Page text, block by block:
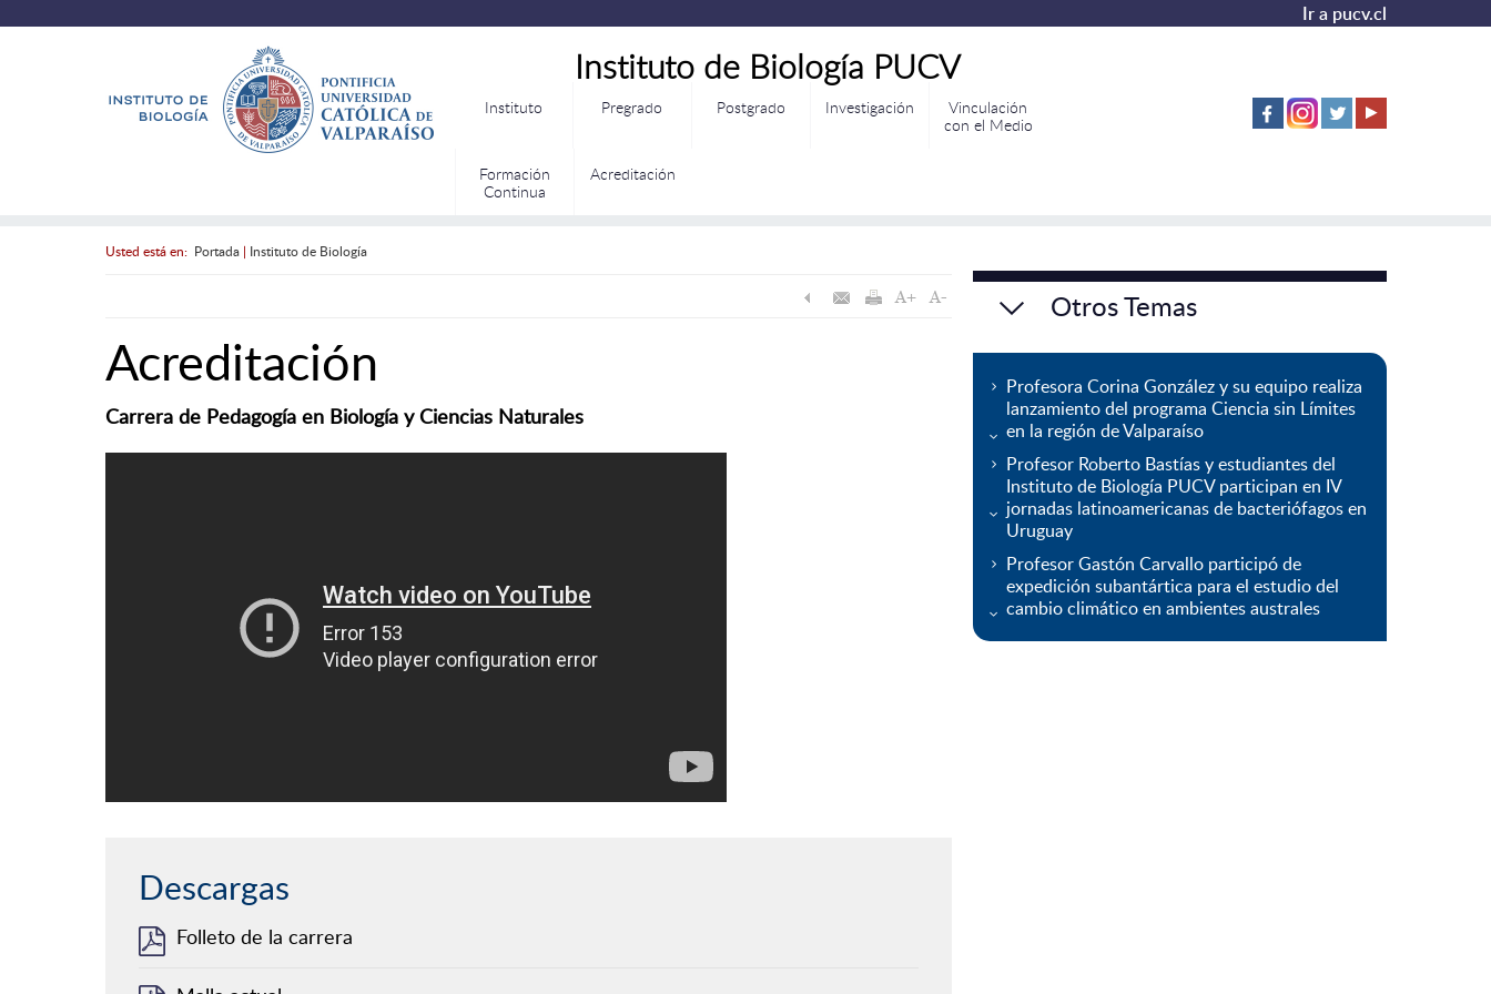
Ir a pucv.cl
Instituto de Biología PUCV
Instituto Pregrado Postgrado Investigación
Vinculación
con el Medio
Formación
Continua
Acreditación
Usted está en: Portada| Instituto de Biología
Acreditación
Carrera de Pedagogía en Biología y Ciencias Naturales
Descargas
Folleto de la carrera
Otros Temas
Profesora Corina González y su equipo realiza
lanzamiento del programa Ciencia sin Límites
en la región de Valparaíso
Profesor Roberto Bastías y estudiantes del
Instituto de Biología PUCV participan en IV
jornadas latinoamericanas de bacteriófagos en
Uruguay
Profesor Gastón Carvallo participó de
expedición subantártica para el estudio del
cambio climático en ambientes australes